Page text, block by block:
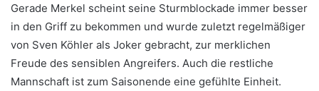
Gerade Merkel scheint seine Sturmblockade immer besser
in den Griff zu bekommen und wurde zuletzt regelmäßiger
von Sven Köhler als Joker gebracht, zur merklichen
Freude des sensiblen Angreifers. Auch die restliche
Mannschaft ist zum Saisonende eine gefühlte Einheit.